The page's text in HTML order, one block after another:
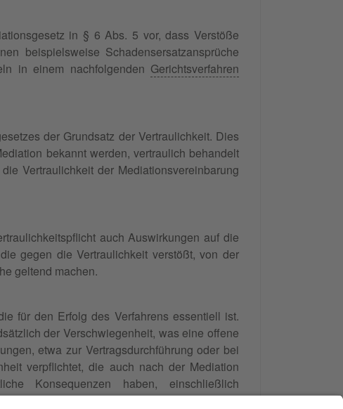
in § 6 Abs. 5 vor, dass Verstöße
beispielsweise Schadensersatzansprüche
in einem nachfolgenden Gerichtsverfahren
der Grundsatz der Vertraulichkeit. Dies
bekannt werden, vertraulich behandelt
Vertraulichkeit der Mediationsvereinbarung
auch Auswirkungen auf die
gegen die Vertraulichkeit verstößt, von der
geltend machen.
für den Erfolg des Verfahrens essentiell ist.
der Verschwiegenheit, was eine offene
etwa zur Vertragsdurchführung oder bei
verpflichtet, die auch nach der Mediation
Konsequenzen haben, einschließlich